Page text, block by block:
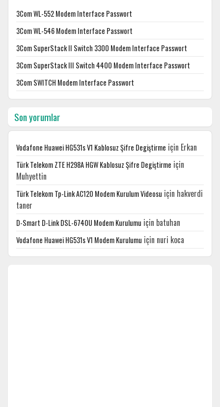
3Com WL-552 Modem Interface Passwort
3Com WL-546 Modem Interface Passwort
3Com SuperStack II Switch 3300 Modem Interface Passwort
3Com SuperStack III Switch 4400 Modem Interface Passwort
3Com SWITCH Modem Interface Passwort
Son yorumlar
Vodafone Huawei HG531s V1 Kablosuz Şifre Degiştirme için Erkan
Türk Telekom ZTE H298A HGW Kablosuz Şifre Degiştirme için
Muhyettin
Türk Telekom Tp-Link AC120 Modem Kurulum Videosu için hakverdi
taner
D-Smart D-Link DSL-6740U Modem Kurulumu için batuhan
Vodafone Huawei HG531s V1 Modem Kurulumu için nuri koca